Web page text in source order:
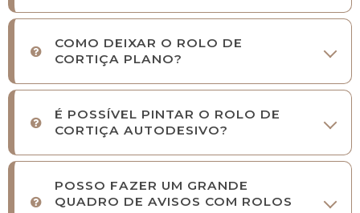
COMO DEIXAR O ROLO DE
CORTIÇA PLANO?
É POSSÍVEL PINTAR O ROLO DE
CORTIÇA AUTODESIVO?
POSSO FAZER UM GRANDE
QUADRO DE AVISOS COM ROLOS